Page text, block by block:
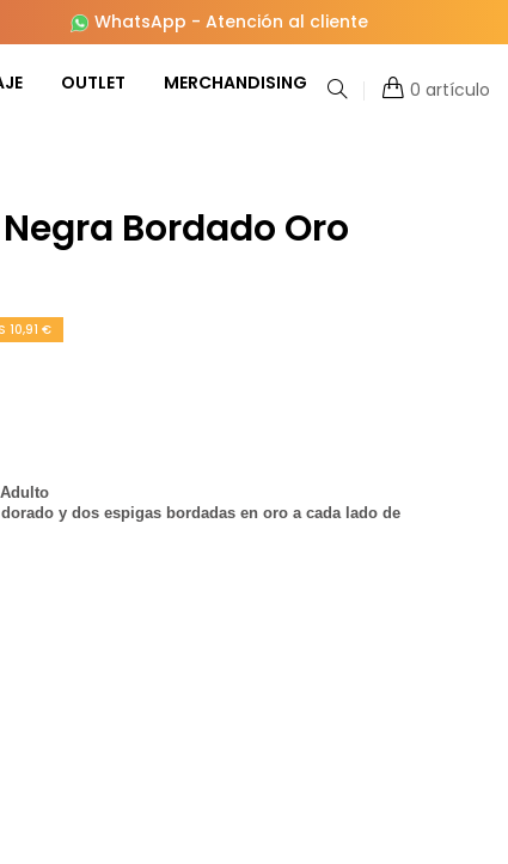
WhatsApp - Atención al cliente
OUTLET MERCHANDISING 0 artículo
Bordado Oro
10,91 €
y dos espigas bordadas en oro a cada lado de